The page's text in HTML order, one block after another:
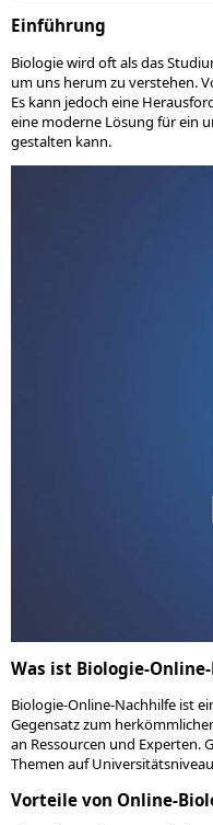
Einführung
Biologie wird oft als das
um uns herum zu verstehen.
Es kann jedoch eine
eine moderne Lösung für ein
gestalten kann.
Was ist Biologie-
Biologie-Online-Nachhilfe ist
Gegensatz zum
an Ressourcen und Experten.
Themen auf
Vorteile von Online-